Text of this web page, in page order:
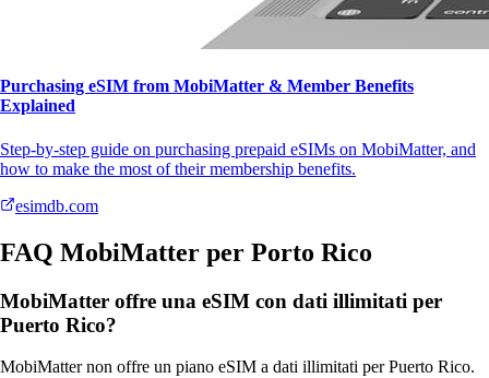
Purchasing eSIM from MobiMatter & Member Benefits
Explained
Step-by-step guide on purchasing prepaid eSIMs on MobiMatter, and
how to make the most of their membership benefits.
esimdb.com
FAQ MobiMatter per Porto Rico
MobiMatter offre una eSIM con dati illimitati per
Puerto Rico?
MobiMatter non offre un piano eSIM a dati illimitati per Puerto Rico.